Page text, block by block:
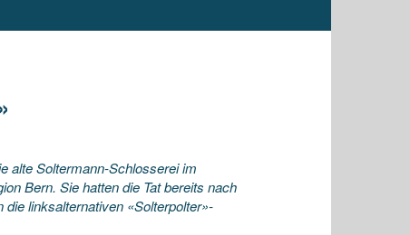
alte Soltermann-Schlosserei im
Bern. Sie hatten die Tat bereits nach
linksalternativen «Solterpolter»-